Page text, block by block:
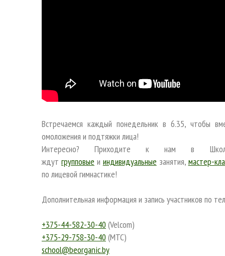
Встречаемся каждый понедельник в 6.35, чтобы
омоложения и подтяжки лица!
Интересно? Приходите к нам в
ждут групповые и индивидуальные занятия, мастер-
по лицевой гимнастике!
Дополнительная информация и запись участников по
+375-44-582-30-40 (Velcom)
+375-29-758-30-40 (МТС)
school@beorganic.by